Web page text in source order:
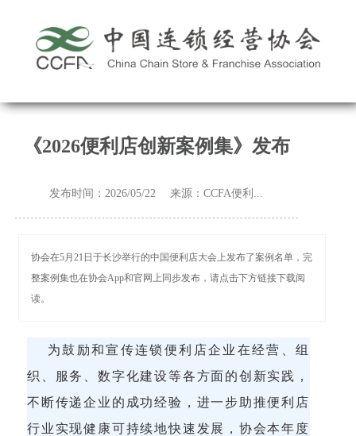
《2026便利店创新案例集》发布
发布时间：2026/05/22 来源：CCFA便利...
协会在5月21日于长沙举行的中国便利店大会上发布了案例名单，完
整案例集也在协会App和官网上同步发布，请点击下方链接下载阅
读。
为鼓励和宣传连锁便利店企业在经营、组
织、服务、数字化建设等各方面的创新实践，
不断传递企业的成功经验，进一步助推便利店
行业实现健康可持续地快速发展，协会本年度